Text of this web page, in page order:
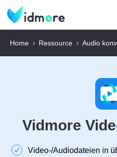
Home Ressource Audio
Vidmore
Video‑/Audiodateien in